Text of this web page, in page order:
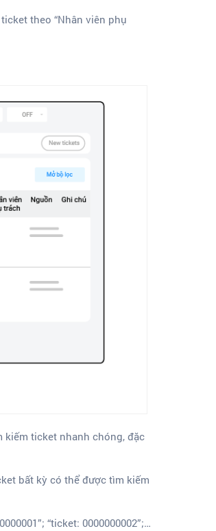
theo “Nhân viên phụ
ticket nhanh chóng, đặc
bất kỳ có thể được tìm kiếm
“ticket: 0000000002”;…